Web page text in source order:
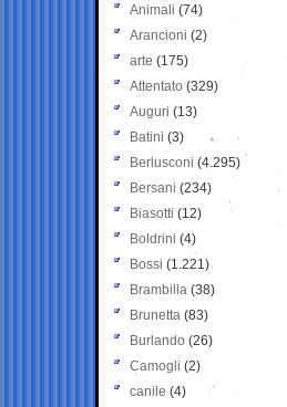
Animali (74)
Arancioni (2)
arte (175)
Attentato (329)
Auguri (13)
Batini (3)
Berlusconi (4.295)
Bersani (234)
Biasotti (12)
Boldrini (4)
Bossi (1.221)
Brambilla (38)
Brunetta (83)
Burlando (26)
Camogli (2)
canile (4)